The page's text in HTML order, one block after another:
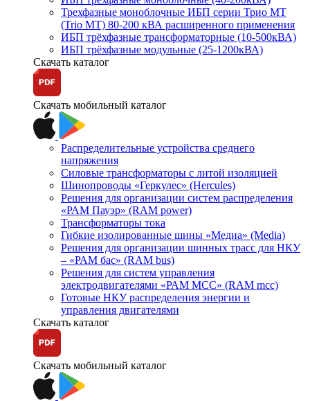
Трехфазные моноблочные ИБП серии Трио МТ
(Trio MT) 80-200 кВА расширенного применения
ИБП трёхфазные трансформаторные (10-500кВА)
ИБП трёхфазные модульные (25-1200кВА)
Скачать каталог
Скачать мобильный каталог
Распределительные устройства среднего
напряжения
Силовые трансформаторы с литой изоляцией
Шинопроводы «Геркулес» (Hercules)
Решения для организации систем распределения
«РАМ Пауэр» (RAM power)
Трансформаторы тока
Гибкие изолированные шины «Медиа» (Media)
Решения для организации шинных трасс для НКУ
– «РАМ бас» (RAM bus)
Решения для систем управления
электродвигателями «РАМ МСС» (RAM mcc)
Готовые НКУ распределения энергии и
управления двигателями
Скачать каталог
Скачать мобильный каталог